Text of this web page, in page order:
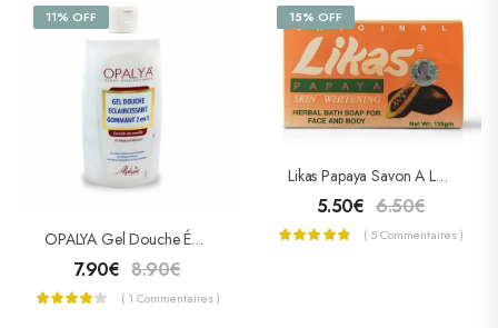
11% OFF
OPALYA Gel Douche Éclaircissant Gommant 2 En 1 Extrait De Vanille Et Noyaux D’Abricots 300ml
7.90€ 8.90€
( 1 Commentaires )
15% OFF
Likas Papaya Savon A La Papaye
5.50€ 6.50€
( 5 Commentaires )